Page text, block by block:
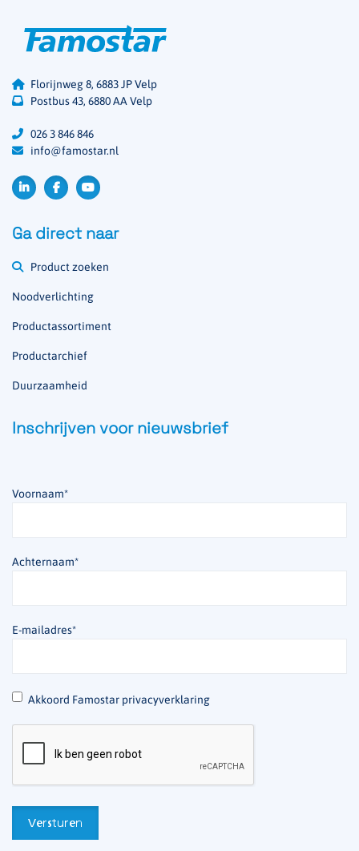
Florijnweg 8, 6883 JP Velp
Postbus 43, 6880 AA Velp
026 3 846 846
info@famostar.nl
Ga direct naar
Product zoeken
Noodverlichting
Productassortiment
Productarchief
Duurzaamheid
Inschrijven voor nieuwsbrief
Voornaam*
Achternaam*
E-mailadres*
* Akkoord Famostar privacyverklaring